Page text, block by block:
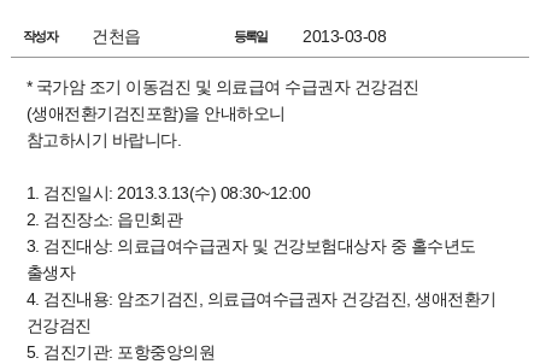
작성자 건천읍 등록일 2013-03-08
* 국가암 조기 이동검진 및 의료급여 수급권자 건강검진
(생애전환기검진포함)을 안내하오니
참고하시기 바랍니다.
1. 검진일시: 2013.3.13(수) 08:30~12:00
2. 검진장소: 읍민회관
3. 검진대상: 의료급여수급권자 및 건강보험대상자 중 홀수년도
출생자
4. 검진내용: 암조기검진, 의료급여수급권자 건강검진, 생애전환기
건강검진
5. 검진기관: 포항중앙의원